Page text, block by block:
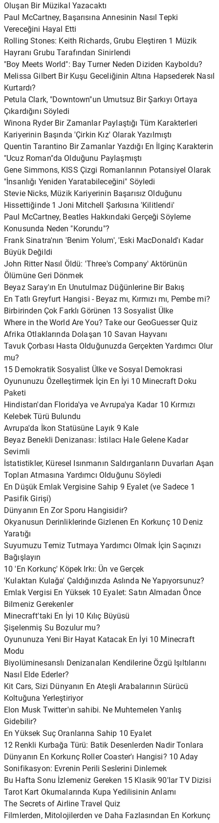
Oluşan Bir Müzikal Yazacaktı
Paul McCartney, Başarısına Annesinin Nasıl Tepki
Vereceğini Hayal Etti
Rolling Stones: Keith Richards, Grubu Eleştiren 1 Müzik
Hayranı Grubu Tarafından Sinirlendi
"Boy Meets World": Bay Turner Neden Diziden Kayboldu?
Melissa Gilbert Bir Kuşu Geceliğinin Altına Hapsederek Nasıl
Kurtardı?
Petula Clark, "Downtown"un Umutsuz Bir Şarkıyı Ortaya
Çıkardığını Söyledi
Winona Ryder Bir Zamanlar Paylaştığı Tüm Karakterleri
Kariyerinin Başında 'Çirkin Kız' Olarak Yazılmıştı
Quentin Tarantino Bir Zamanlar Yazdığı En İlginç Karakterin
"Ucuz Roman"da Olduğunu Paylaşmıştı
Gene Simmons, KISS Çizgi Romanlarının Potansiyel Olarak
"İnsanlığı Yeniden Yaratabileceğini" Söyledi
Stevie Nicks, Müzik Kariyerinin Başarısız Olduğunu
Hissettiğinde 1 Joni Mitchell Şarkısına 'Kilitlendi'
Paul McCartney, Beatles Hakkındaki Gerçeği Söyleme
Konusunda Neden "Korundu"?
Frank Sinatra'nın 'Benim Yolum', 'Eski MacDonald'ı Kadar
Büyük Değildi
John Ritter Nasıl Öldü: 'Three's Company' Aktörünün
Ölümüne Geri Dönmek
Beyaz Saray'ın En Unutulmaz Düğünlerine Bir Bakış
En Tatlı Greyfurt Hangisi - Beyaz mı, Kırmızı mı, Pembe mi?
Birbirinden Çok Farklı Görünen 13 Sosyalist Ülke
Where in the World Are You? Take our GeoGuesser Quiz
Afrika Otlaklarında Dolaşan 10 Savan Hayvanı
Tavuk Çorbası Hasta Olduğunuzda Gerçekten Yardımcı Olur
mu?
15 Demokratik Sosyalist Ülke ve Sosyal Demokrasi
Oyununuzu Özelleştirmek İçin En İyi 10 Minecraft Doku
Paketi
Hindistan'dan Florida'ya ve Avrupa'ya Kadar 10 Kırmızı
Kelebek Türü Bulundu
Avrupa'da İkon Statüsüne Layık 9 Kale
Beyaz Benekli Denizanası: İstilacı Hale Gelene Kadar
Sevimli
İstatistikler, Küresel Isınmanın Saldırganların Duvarları Aşan
Topları Atmasına Yardımcı Olduğunu Söyledi
En Düşük Emlak Vergisine Sahip 9 Eyalet (ve Sadece 1
Pasifik Girişi)
Dünyanın En Zor Sporu Hangisidir?
Okyanusun Derinliklerinde Gizlenen En Korkunç 10 Deniz
Yaratığı
Suyumuzu Temiz Tutmaya Yardımcı Olmak İçin Saçınızı
Bağışlayın
10 'En Korkunç' Köpek Irkı: Ün ve Gerçek
'Kulaktan Kulağa' Çaldığınızda Aslında Ne Yapıyorsunuz?
Emlak Vergisi En Yüksek 10 Eyalet: Satın Almadan Önce
Bilmeniz Gerekenler
Minecraft'taki En İyi 10 Kılıç Büyüsü
Şişelenmiş Su Bozulur mu?
Oyununuza Yeni Bir Hayat Katacak En İyi 10 Minecraft
Modu
Biyolüminesanslı Denizanaları Kendilerine Özgü Işıltılarını
Nasıl Elde Ederler?
Kit Cars, Sizi Dünyanın En Ateşli Arabalarının Sürücü
Koltuğuna Yerleştiriyor
Elon Musk Twitter'ın sahibi. Ne Muhtemelen Yanlış
Gidebilir?
En Yüksek Suç Oranlarına Sahip 10 Eyalet
12 Renkli Kurbağa Türü: Batik Desenlerden Nadir Tonlara
Dünyanın En Korkunç Roller Coaster'ı Hangisi? 10 Aday
Sonifikasyon: Evrenin Perili Seslerini Dinlemek
Bu Hafta Sonu İzlemeniz Gereken 15 Klasik 90'lar TV Dizisi
Tarot Kart Okumalarında Kupa Yedilisinin Anlamı
The Secrets of Airline Travel Quiz
Filmlerden, Mitolojilerden ve Daha Fazlasından En Korkunç